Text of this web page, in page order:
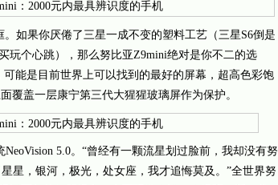
如果你厌倦了三星一成不变的塑料工艺（三星S6倒是
玩个心跳），那么努比亚Z9mini绝对是你不二的选
能是目前世界上可以找到的最好的屏幕，超高色彩饱
覆盖一层康宁第三代大猩猩玻璃屏作为保护。
5.0。“曾经有一颗流星划过脸前，我却没有努
星，银河，极光，处女座，我才追悔莫及。”全世界努